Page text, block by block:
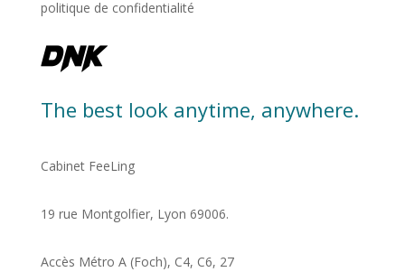
politique de confidentialité
The best look anytime, anywhere.
Cabinet FeeLing
19 rue Montgolfier, Lyon 69006.
Accès Métro A (Foch), C4, C6, 27